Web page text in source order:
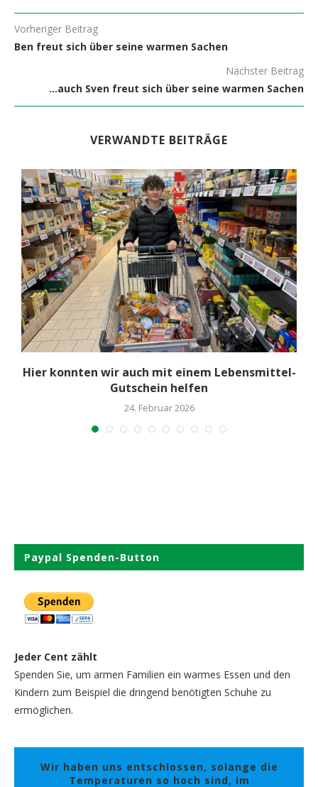
Vorheriger Beitrag
Ben freut sich über seine warmen Sachen
Nächster Beitrag
…auch Sven freut sich über seine warmen Sachen
VERWANDTE BEITRÄGE
Hier konnten wir auch mit einem Lebensmittel-
Gutschein helfen
24. Februar 2026
Paypal Spenden-Button
Jeder Cent zählt
Spenden Sie, um armen Familien ein warmes Essen und den
Kindern zum Beispiel die dringend benötigten Schuhe zu
ermöglichen.
Wir haben uns entschlossen, solange die
Temperaturen so hoch sind, im